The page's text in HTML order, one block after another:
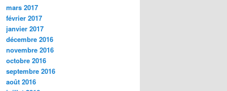
mars 2017
février 2017
janvier 2017
décembre 2016
novembre 2016
octobre 2016
septembre 2016
août 2016